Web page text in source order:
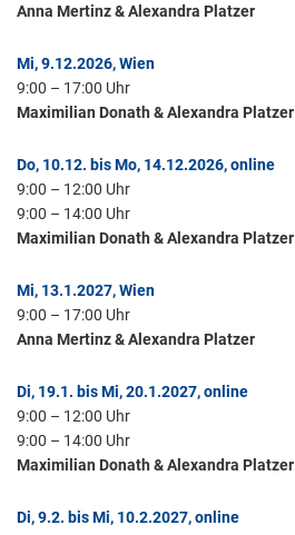
Anna Mertinz & Alexandra Platzer
Mi, 9.12.2026, Wien
9:00 – 17:00 Uhr
Maximilian Donath & Alexandra Platzer
Do, 10.12. bis Mo, 14.12.2026, online
9:00 – 12:00 Uhr
9:00 – 14:00 Uhr
Maximilian Donath & Alexandra Platzer
Mi, 13.1.2027, Wien
9:00 – 17:00 Uhr
Anna Mertinz & Alexandra Platzer
Di, 19.1. bis Mi, 20.1.2027, online
9:00 – 12:00 Uhr
9:00 – 14:00 Uhr
Maximilian Donath & Alexandra Platzer
Di, 9.2. bis Mi, 10.2.2027, online